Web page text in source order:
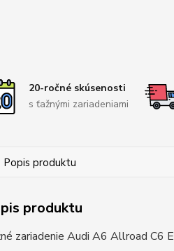
20-ročné skúsenosti
s ťažnými zariadeniami
Popis produktu
produktu
zariadenie Audi A6 Allroad C6